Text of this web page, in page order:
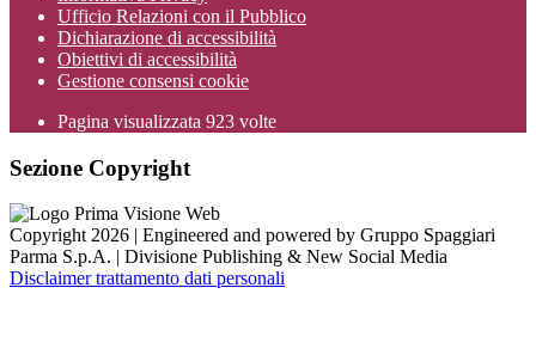
Ufficio Relazioni con il Pubblico
Dichiarazione di accessibilità
Obiettivi di accessibilità
Gestione consensi cookie
Pagina visualizzata 923 volte
Sezione Copyright
Copyright 2026 | Engineered and powered by Gruppo Spaggiari
Parma S.p.A. | Divisione Publishing & New Social Media
Disclaimer trattamento dati personali